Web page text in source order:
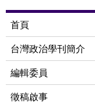
首頁
台灣政治學刊簡介
編輯委員
徵稿啟事